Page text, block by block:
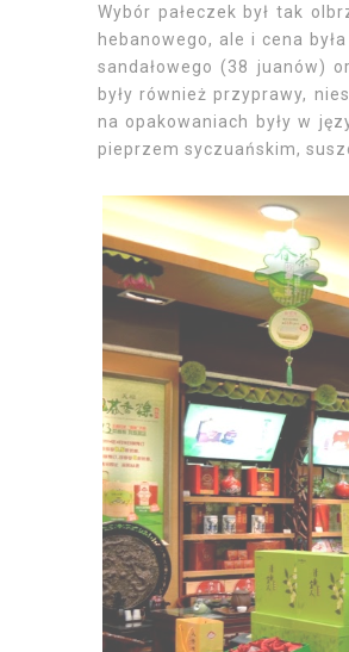
Wybór pałeczek był tak
hebanowego, ale i cena
sandałowego (38 juanów)
były również przyprawy,
na opakowaniach były w
pieprzem syczuańskim,